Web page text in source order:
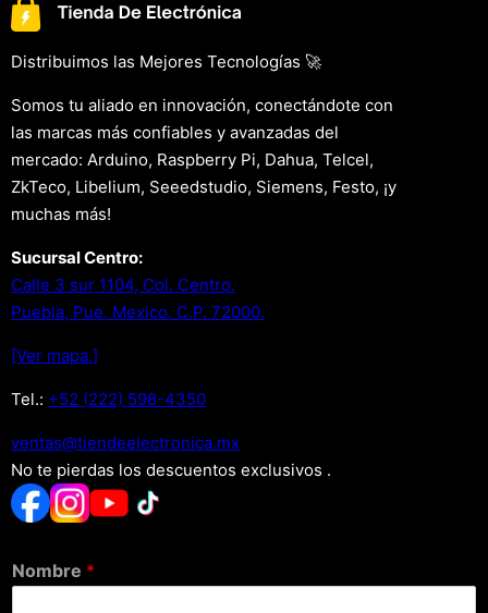
Distribuimos las Mejores Tecnologías 🚀
Somos tu aliado en innovación, conectándote con
las marcas más confiables y avanzadas del
mercado: Arduino, Raspberry Pi, Dahua, Telcel,
ZkTeco, Libelium, Seeedstudio, Siemens, Festo, ¡y
muchas más!
Sucursal Centro:
Calle 3 sur 1104, Col. Centro.
Puebla, Pue. Mexico. C.P. 72000.
[Ver mapa.]
Tel.: +52 (222) 598-4350
xm.acinortceleedneit@satnev
No te pierdas los descuentos exclusivos .
Nombre *